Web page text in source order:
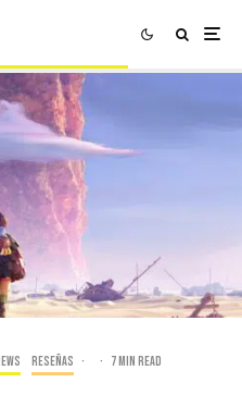
Reseñas · · 7 min read